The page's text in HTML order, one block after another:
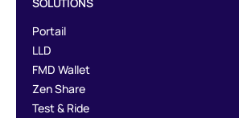
Portail
LLD
FMD Wallet
Zen Share
Test & Ride